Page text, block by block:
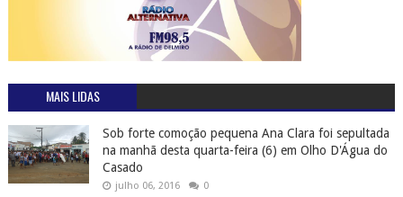
MAIS LIDAS
Sob forte comoção pequena Ana Clara foi sepultada
na manhã desta quarta-feira (6) em Olho D'Água do
Casado
julho 06, 2016 0